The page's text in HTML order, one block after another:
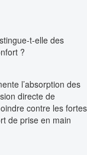
t-elle des
?
l’absorption des
directe de
contre les fortes
de prise en main